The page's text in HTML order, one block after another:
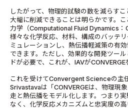
したがって、物理的試験の数を減らす
大幅に削減できることは明らかです。
力学（Computational Fluid Dynamics：
様々な化学反応、材料、構成のバッテ
ミュレーションし、熱伝播軽減策の有
できます。ただし、効果的な開発ツー
ドが必要で、これが、IAVがCONVERGE
これを受けてConvergent Scienceの主
Srivastavaは「CONVERGEは、物理現
走と熱伝播をモデル化します。つまり
なく、化学反応メカニズムと忠実度の